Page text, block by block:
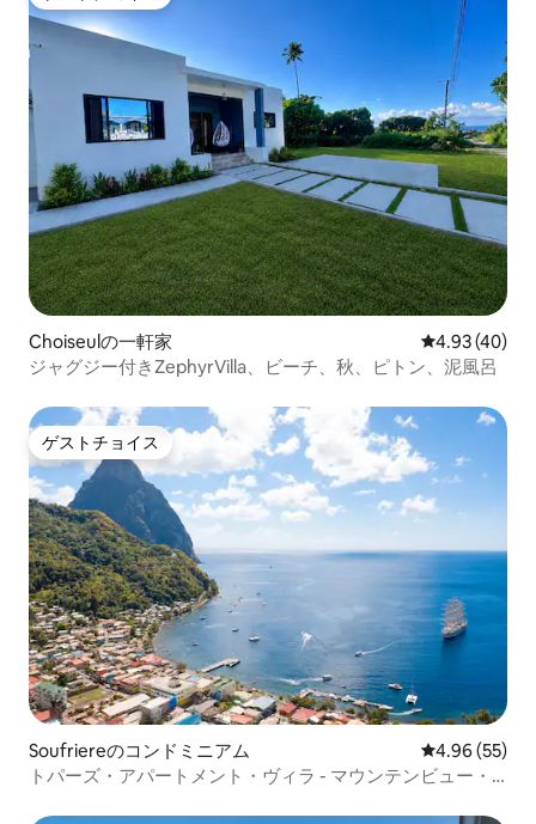
Choiseulの一軒家 レビュー40
4.93 (40)
ジャグジー付きZephyrVilla、ビーチ、秋、ピトン、泥風呂
ゲストチョイス
ゲストチョイス
Soufriereのコンドミニアム レビュー55
4.96 (55)
トパーズ・アパートメント・ヴィラ - マウンテンビュー・